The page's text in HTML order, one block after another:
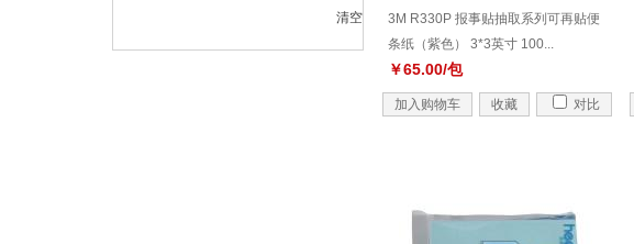
清空
3M R330P 报事贴抽取系列可再贴便
条纸（紫色） 3*3英寸 100...
￥65.00/包
加入购物车 收藏 对比